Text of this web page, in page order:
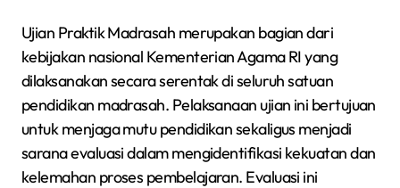
Ujian Praktik Madrasah merupakan bagian dari
kebijakan nasional Kementerian Agama RI yang
dilaksanakan secara serentak di seluruh satuan
pendidikan madrasah. Pelaksanaan ujian ini bertujuan
untuk menjaga mutu pendidikan sekaligus menjadi
sarana evaluasi dalam mengidentifikasi kekuatan dan
kelemahan proses pembelajaran. Evaluasi ini